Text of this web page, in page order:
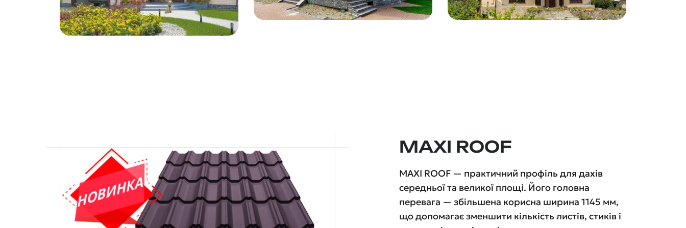
MAXI ROOF
MAXI ROOF — практичний профіль для дахів
середньої та великої площі. Його головна
перевага — збільшена корисна ширина 1145 мм,
що допомагає зменшити кількість листів, стиків і